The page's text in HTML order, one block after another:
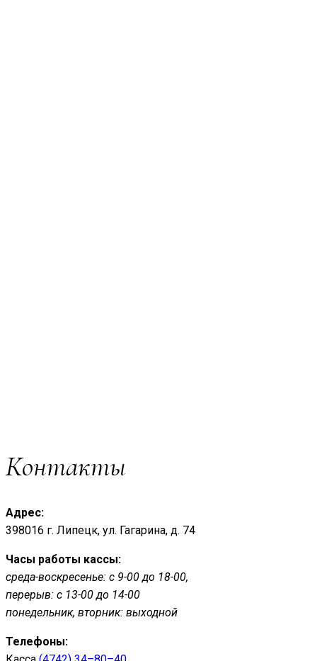
Контакты
Адрес:
398016 г. Липецк, ул. Гагарина, д. 74
Часы работы кассы:
среда-воскресенье: с 9-00 до 18-00,
перерыв: с 13-00 до 14-00
понедельник, вторник: выходной
Телефоны: